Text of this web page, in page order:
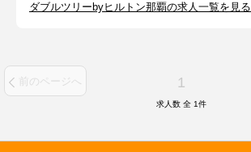
ダブルツリーbyヒルトン那覇の求人一覧を見る
前のページへ 1
求人数 全 1件